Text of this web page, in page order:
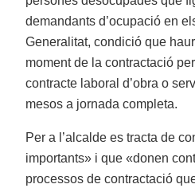
demandants d’ocupació en
Generalitat, condició que
moment de la contractació
contracte laboral d’obra o
mesos a jornada completa.
Per a l’alcalde es tracta de
importants» i que «donen
processos de contractació